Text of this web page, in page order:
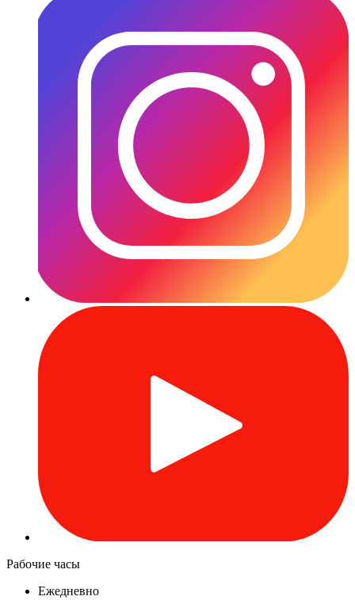
Рабочие часы
Ежедневно